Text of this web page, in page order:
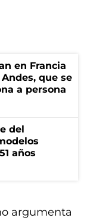
en Francia
que se
a persona
del
años
argumenta